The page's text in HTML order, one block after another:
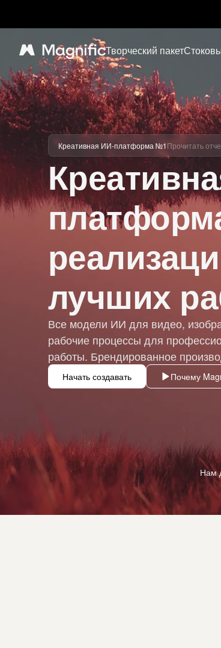
Magnific Творческий пакет
Креативная ИИ-платформа №1Прочитать
лучших
Все модели ИИ для видео,
рабочие процессы для
работы. Брендированное
Начать создавать Почему
Нам